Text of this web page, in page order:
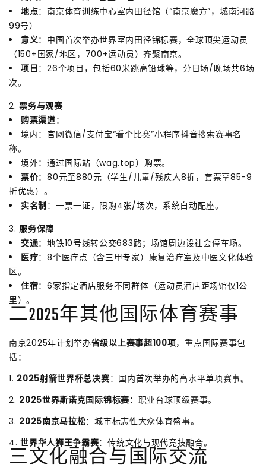
地点：南京体育训练中心室内田径馆（“南京魔方”，城南河路
99号）
意义：中国首次举办世界室内田径锦标赛，全球顶尖运动员
（150+国家/地区，700+运动员）齐聚南京。
项目：26个项目，包括60米跳高铅球等，分日场/晚场共6场
次。
2.票务与观赛
购票渠道：
境内：官网微信/支付宝“看个比赛”小程序抖音搜索赛事名
称。
境外：通过国际站（wag.top）购票。
票价：80元至880元（学生/儿童/残疾人8折，套票享85-9
折优惠）。
实名制 ：一票一证，限购4张/场次，系统自动配座。
3.服务保障
交通：地铁10号线转公交683路；场馆周边设社会停车场。
医疗：8个医疗点（含三甲专家）康复治疗室及中医文化体验
区。
住宿：6家指定酒店服务不同群体（运动员酒店距场馆仅1公
里）。
二2025年其他国际体育赛事
南京2025年计划举办省级以上赛事超100项，重点国际赛事包
括：
1. 2025射箭世界杯总决赛：国内首次举办的高水平单项赛事。
2. 2025世界斯诺克国际锦标赛：职业台球顶级赛事。
3. 2025南京马拉松：城市标志性大众体育盛事。
4.世界华人狮王争霸赛：传统文化与现代竞技融合。
三文化融合与国际交流